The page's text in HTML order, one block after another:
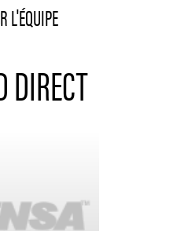
L'ÉQUIPE
DIRECT